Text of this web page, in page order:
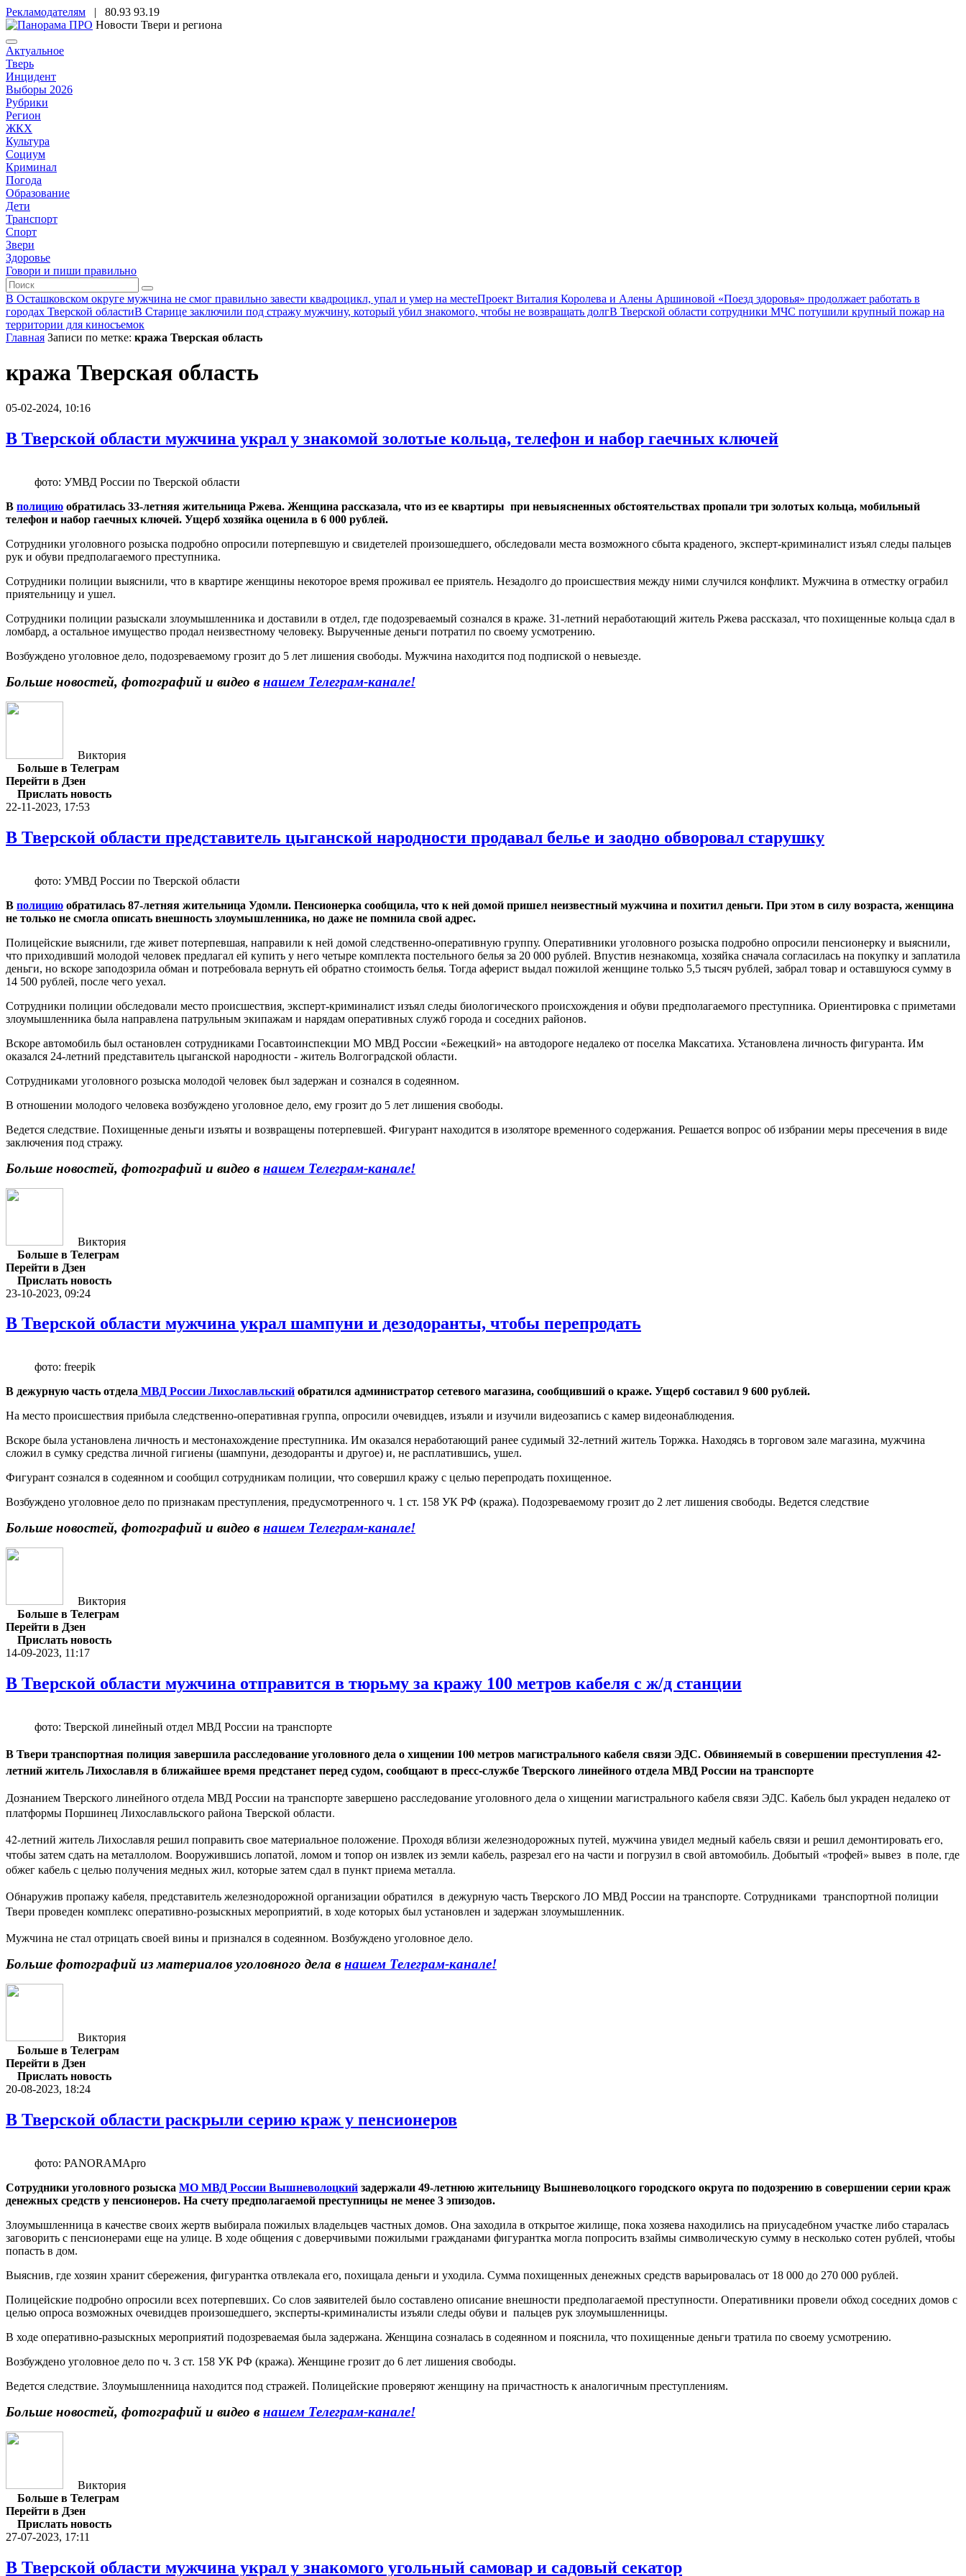
Рекламодателям | 80.93 93.19
Новости Твери и региона
Актуальное
Тверь
Инцидент
Выборы 2026
Рубрики
Регион
ЖКХ
Культура
Социум
Криминал
Погода
Образование
Дети
Транспорт
Спорт
Звери
Здоровье
Говори и пиши правильно
В Осташковском округе мужчина не смог правильно завести квадроцикл, упал и умер на местеПроект Виталия Королева и Алены Аршиновой «Поезд здоровья» продолжает работать в
городах Тверской областиВ Старице заключили под стражу мужчину, который убил знакомого, чтобы не возвращать долгВ Тверской области сотрудники МЧС потушили крупный пожар на
территории для киносъемок
Главная Записи по метке: кража Тверская область
кража Тверская область
05-02-2024, 10:16
В Тверской области мужчина украл у знакомой золотые кольца, телефон и набор гаечных ключей
фото: УМВД России по Тверской области
В полицию обратилась 33-летняя жительница Ржева. Женщина рассказала, что из ее квартиры при невыясненных обстоятельствах пропали три золотых кольца, мобильный
телефон и набор гаечных ключей. Ущерб хозяйка оценила в 6 000 рублей.
Сотрудники уголовного розыска подробно опросили потерпевшую и свидетелей произошедшего, обследовали места возможного сбыта краденого, эксперт-криминалист изъял следы пальцев
рук и обуви предполагаемого преступника.
Сотрудники полиции выяснили, что в квартире женщины некоторое время проживал ее приятель. Незадолго до происшествия между ними случился конфликт. Мужчина в отместку ограбил
приятельницу и ушел.
Сотрудники полиции разыскали злоумышленника и доставили в отдел, где подозреваемый сознался в краже. 31-летний неработающий житель Ржева рассказал, что похищенные кольца сдал в
ломбард, а остальное имущество продал неизвестному человеку. Вырученные деньги потратил по своему усмотрению.
Возбуждено уголовное дело, подозреваемому грозит до 5 лет лишения свободы. Мужчина находится под подпиской о невыезде.
Больше новостей, фотографий и видео в нашем Телеграм-канале!
Виктория
Больше в Телеграм
Перейти в Дзен
Прислать новость
22-11-2023, 17:53
В Тверской области представитель цыганской народности продавал белье и заодно обворовал старушку
фото: УМВД России по Тверской области
В полицию обратилась 87-летняя жительница Удомли. Пенсионерка сообщила, что к ней домой пришел неизвестный мужчина и похитил деньги. При этом в силу возраста, женщина
не только не смогла описать внешность злоумышленника, но даже не помнила свой адрес.
Полицейские выяснили, где живет потерпевшая, направили к ней домой следственно-оперативную группу. Оперативники уголовного розыска подробно опросили пенсионерку и выяснили,
что приходивший молодой человек предлагал ей купить у него четыре комплекта постельного белья за 20 000 рублей. Впустив незнакомца, хозяйка сначала согласилась на покупку и заплатила
деньги, но вскоре заподозрила обман и потребовала вернуть ей обратно стоимость белья. Тогда аферист выдал пожилой женщине только 5,5 тысяч рублей, забрал товар и оставшуюся сумму в
14 500 рублей, после чего уехал.
Сотрудники полиции обследовали место происшествия, эксперт-криминалист изъял следы биологического происхождения и обуви предполагаемого преступника. Ориентировка с приметами
злоумышленника была направлена патрульным экипажам и нарядам оперативных служб города и соседних районов.
Вскоре автомобиль был остановлен сотрудниками Госавтоинспекции МО МВД России «Бежецкий» на автодороге недалеко от поселка Максатиха. Установлена личность фигуранта. Им
оказался 24-летний представитель цыганской народности - житель Волгоградской области.
Сотрудниками уголовного розыска молодой человек был задержан и сознался в содеянном.
В отношении молодого человека возбуждено уголовное дело, ему грозит до 5 лет лишения свободы.
Ведется следствие. Похищенные деньги изъяты и возвращены потерпевшей. Фигурант находится в изоляторе временного содержания. Решается вопрос об избрании меры пресечения в виде
заключения под стражу.
Больше новостей, фотографий и видео в нашем Телеграм-канале!
Виктория
Больше в Телеграм
Перейти в Дзен
Прислать новость
23-10-2023, 09:24
В Тверской области мужчина украл шампуни и дезодоранты, чтобы перепродать
фото: freepik
В дежурную часть отдела МВД России Лихославльский обратился администратор сетевого магазина, сообщивший о краже. Ущерб составил 9 600 рублей.
На место происшествия прибыла следственно-оперативная группа, опросили очевидцев, изъяли и изучили видеозапись с камер видеонаблюдения.
Вскоре была установлена личность и местонахождение преступника. Им оказался неработающий ранее судимый 32-летний житель Торжка. Находясь в торговом зале магазина, мужчина
сложил в сумку средства личной гигиены (шампуни, дезодоранты и другое) и, не расплатившись, ушел.
Фигурант сознался в содеянном и сообщил сотрудникам полиции, что совершил кражу с целью перепродать похищенное.
Возбуждено уголовное дело по признакам преступления, предусмотренного ч. 1 ст. 158 УК РФ (кража). Подозреваемому грозит до 2 лет лишения свободы. Ведется следствие
Больше новостей, фотографий и видео в нашем Телеграм-канале!
Виктория
Больше в Телеграм
Перейти в Дзен
Прислать новость
14-09-2023, 11:17
В Тверской области мужчина отправится в тюрьму за кражу 100 метров кабеля с ж/д станции
фото: Тверской линейный отдел МВД России на транспорте
В Твери транспортная полиция завершила расследование уголовного дела о хищении 100 метров магистрального кабеля связи ЭДС. Обвиняемый в совершении преступления 42-
летний житель Лихославля в ближайшее время предстанет перед судом, сообщают в пресс-службе Тверского линейного отдела МВД России на транспорте
Дознанием Тверского линейного отдела МВД России на транспорте завершено расследование уголовного дела о хищении магистрального кабеля связи ЭДС. Кабель был украден недалеко от
платформы Поршинец Лихославльского района Тверской области.
42-летний житель Лихославля решил поправить свое материальное положение. Проходя вблизи железнодорожных путей, мужчина увидел медный кабель связи и решил демонтировать его,
чтобы затем сдать на металлолом. Вооружившись лопатой, ломом и топор он извлек из земли кабель, разрезал его на части и погрузил в свой автомобиль. Добытый «трофей» вывез в поле, где
обжег кабель с целью получения медных жил, которые затем сдал в пункт приема металла.
Обнаружив пропажу кабеля, представитель железнодорожной организации обратился в дежурную часть Тверского ЛО МВД России на транспорте. Сотрудниками транспортной полиции
Твери проведен комплекс оперативно-розыскных мероприятий, в ходе которых был установлен и задержан злоумышленник.
Мужчина не стал отрицать своей вины и признался в содеянном. Возбуждено уголовное дело.
Больше фотографий из материалов уголовного дела в нашем Телеграм-канале!
Виктория
Больше в Телеграм
Перейти в Дзен
Прислать новость
20-08-2023, 18:24
В Тверской области раскрыли серию краж у пенсионеров
фото: PANORAMApro
Сотрудники уголовного розыска МО МВД России Вышневолоцкий задержали 49-летнюю жительницу Вышневолоцкого городского округа по подозрению в совершении серии краж
денежных средств у пенсионеров. На счету предполагаемой преступницы не менее 3 эпизодов.
Злоумышленница в качестве своих жертв выбирала пожилых владельцев частных домов. Она заходила в открытое жилище, пока хозяева находились на приусадебном участке либо старалась
заговорить с пенсионерами еще на улице. В ходе общения с доверчивыми пожилыми гражданами фигурантка могла попросить взаймы символическую сумму в несколько сотен рублей, чтобы
попасть в дом.
Выяснив, где хозяин хранит сбережения, фигурантка отвлекала его, похищала деньги и уходила. Сумма похищенных денежных средств варьировалась от 18 000 до 270 000 рублей.
Полицейские подробно опросили всех потерпевших. Со слов заявителей было составлено описание внешности предполагаемой преступности. Оперативники провели обход соседних домов с
целью опроса возможных очевидцев произошедшего, эксперты-криминалисты изъяли следы обуви и пальцев рук злоумышленницы.
В ходе оперативно-разыскных мероприятий подозреваемая была задержана. Женщина созналась в содеянном и пояснила, что похищенные деньги тратила по своему усмотрению.
Возбуждено уголовное дело по ч. 3 ст. 158 УК РФ (кража). Женщине грозит до 6 лет лишения свободы.
Ведется следствие. Злоумышленница находится под стражей. Полицейские проверяют женщину на причастность к аналогичным преступлениям.
Больше новостей, фотографий и видео в нашем Телеграм-канале!
Виктория
Больше в Телеграм
Перейти в Дзен
Прислать новость
27-07-2023, 17:11
В Тверской области мужчина украл у знакомого угольный самовар и садовый секатор